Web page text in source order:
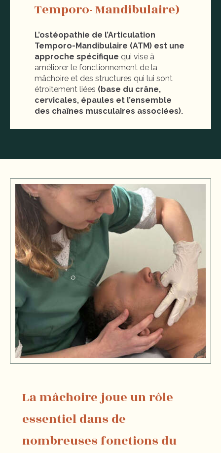
Temporo- Mandibulaire)
L’ostéopathie de l’Articulation
Temporo-Mandibulaire (ATM) est une
approche spécifique qui vise à
améliorer le fonctionnement de la
mâchoire et des structures qui lui sont
étroitement liées (base du crâne,
cervicales, épaules et l’ensemble
des chaînes musculaires associées).
La mâchoire joue un rôle
essentiel dans de
nombreuses fonctions du